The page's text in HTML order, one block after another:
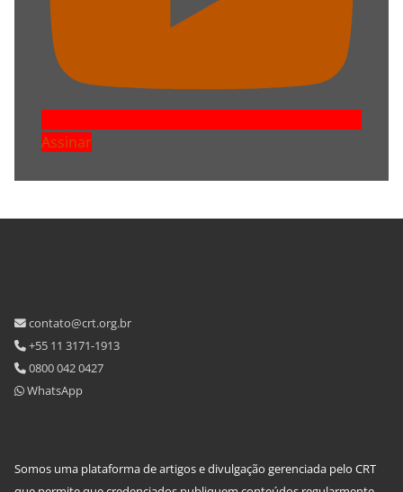
Assinar
contato@crt.org.br
+55 11 3171-1913
0800 042 0427
WhatsApp
Somos uma plataforma de artigos e divulgação gerenciada pelo CRT